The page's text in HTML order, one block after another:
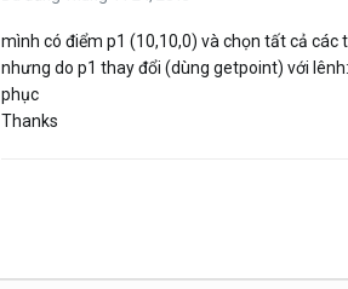
mình có điểm p1 (10,10,0) và chọn tất cả các
nhưng do p1 thay đổi (dùng getpoint) với
phục
Thanks